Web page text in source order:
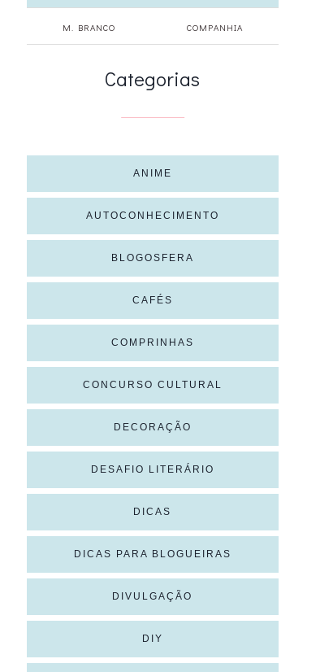
M. BRANCO COMPANHIA
Categorias
ANIME
AUTOCONHECIMENTO
BLOGOSFERA
CAFÉS
COMPRINHAS
CONCURSO CULTURAL
DECORAÇÃO
DESAFIO LITERÁRIO
DICAS
DICAS PARA BLOGUEIRAS
DIVULGAÇÃO
DIY